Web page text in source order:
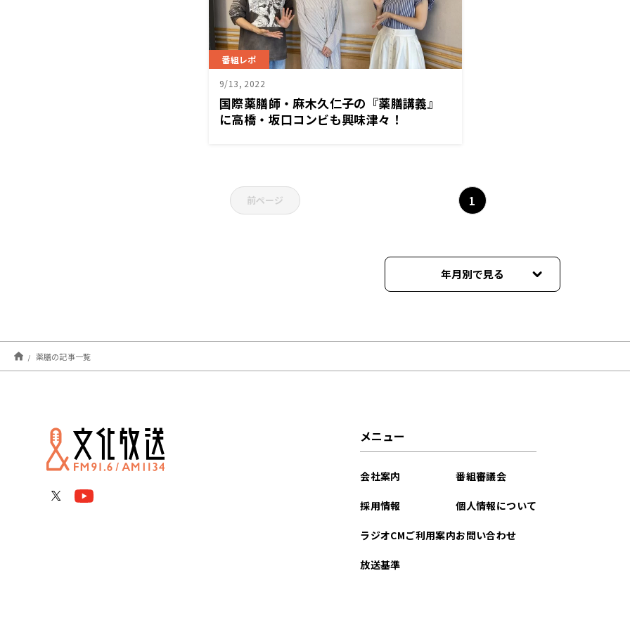
番組レポ
9/13, 2022
国際薬膳師・麻木久仁子の『薬膳講義』
に高橋・坂口コンビも興味津々！
前ページ 1
年月別で見る
薬膳の記事一覧
メニュー
会社案内
採用情報
ラジオCMご利用案内
放送基準
番組審議会
個人情報について
お問い合わせ